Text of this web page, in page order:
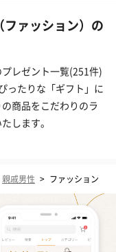
ァッション）の
レゼント一覧(251件)
ったりな「ギフト」に
商品をこだわりのラ
します。
親戚男性 > ファッション